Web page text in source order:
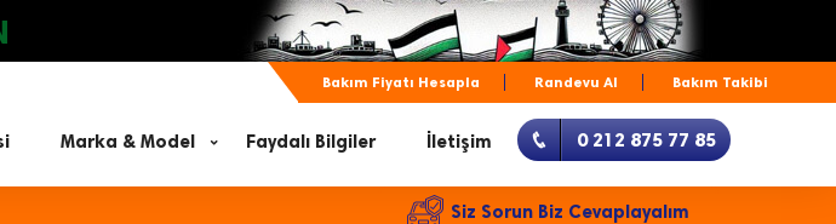
Bakım Fiyatı Hesapla Randevu Al Bakım Takibi
Marka & Model Faydalı Bilgiler İletişim 0 212 875 77 85
Siz Sorun Biz Cevaplayalım